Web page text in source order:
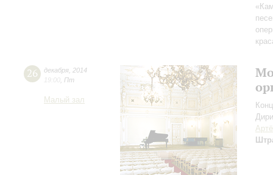
26 декабря 2014
19:00 Пт
Малый зал